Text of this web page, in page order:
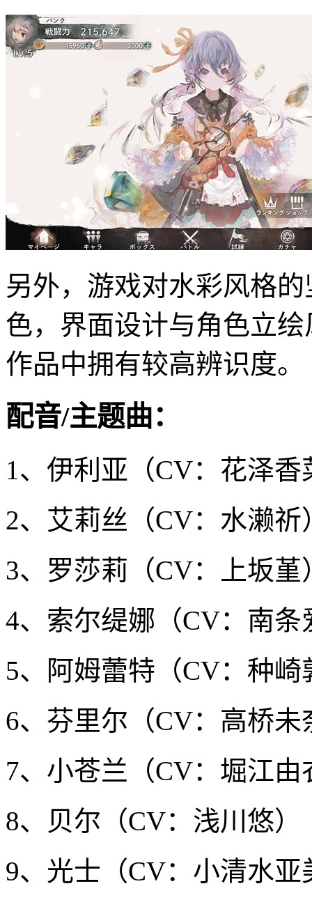
另外，游戏对水彩风格
色，界面设计与角色立
作品中拥有较高辨识度。
配音/主题曲：
1、伊利亚（CV：花泽香
2、艾莉丝（CV：水濑祈
3、罗莎莉（CV：上坂堇
4、索尔缇娜（CV：南条
5、阿姆蕾特（CV：种崎
6、芬里尔（CV：高桥
7、小苍兰（CV：堀江
8、贝尔（CV：浅川悠）
9、光士（CV：小清水